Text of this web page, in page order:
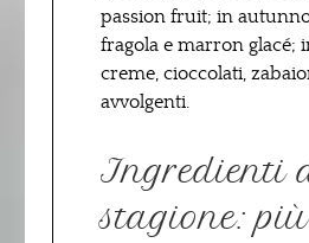
passion fruit; in
fragola e marron glacé;
creme, cioccolati,
avvolgenti.
Ingredienti
stagione: più